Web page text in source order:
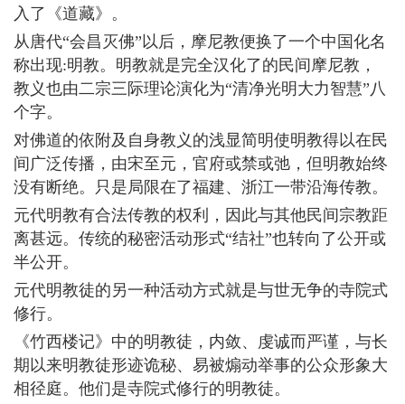
入了《道藏》。
从唐代“会昌灭佛”以后，摩尼教便换了一个中国化名
称出现:明教。明教就是完全汉化了的民间摩尼教，
教义也由二宗三际理论演化为“清净光明大力智慧”八
个字。
对佛道的依附及自身教义的浅显简明使明教得以在民
间广泛传播，由宋至元，官府或禁或弛，但明教始终
没有断绝。只是局限在了福建、浙江一带沿海传教。
元代明教有合法传教的权利，因此与其他民间宗教距
离甚远。传统的秘密活动形式“结社”也转向了公开或
半公开。
元代明教徒的另一种活动方式就是与世无争的寺院式
修行。
《竹西楼记》中的明教徒，内敛、虔诚而严谨，与长
期以来明教徒形迹诡秘、易被煽动举事的公众形象大
相径庭。他们是寺院式修行的明教徒。